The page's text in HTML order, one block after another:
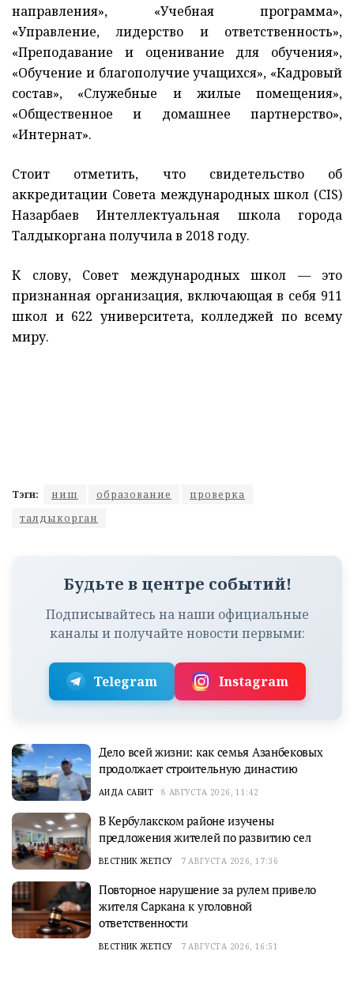
направления», «Учебная программа»,
«Управление, лидерство и ответственность»,
«Преподавание и оценивание для обучения»,
«Обучение и благополучие учащихся», «Кадровый
состав», «Служебные и жилые помещения»,
«Общественное и домашнее партнерство»,
«Интернат».
Стоит отметить, что свидетельство об
аккредитации Совета международных школ (CIS)
Назарбаев Интеллектуальная школа города
Талдыкоргана получила в 2018 году.
К слову, Совет международных школ — это
признанная организация, включающая в себя 911
школ и 622 университета, колледжей по всему
миру.
Тэги: ниш образование
проверка
талдыкорган
Будьте в центре событий!
Подписывайтесь на наши официальные
каналы и получайте новости первыми:
Telegram Instagram
Дело всей жизни: как семья Азанбековых
продолжает строительную династию
АИДА САБИТ 8 АВГУСТА 2026, 11:42
В Кербулакском районе изучены
предложения жителей по развитию сел
ВЕСТНИК ЖЕТІСУ 7 АВГУСТА 2026, 17:36
Повторное нарушение за рулем привело
жителя Саркана к уголовной
ответственности
ВЕСТНИК ЖЕТІСУ 7 АВГУСТА 2026, 16:51